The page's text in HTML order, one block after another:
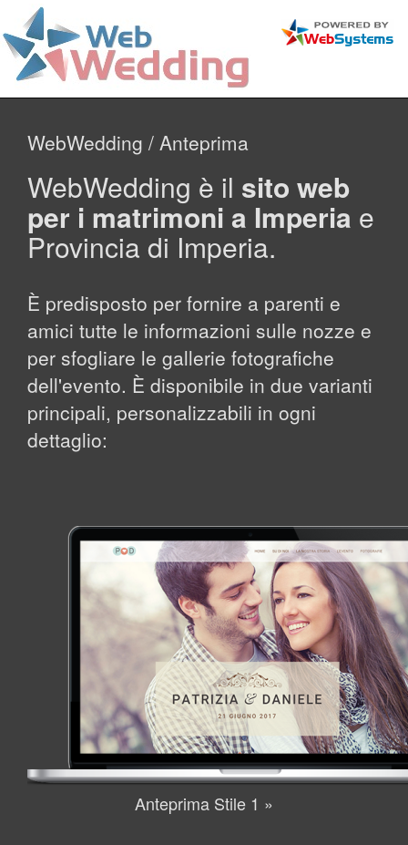
WebWedding / Anteprima
WebWedding è il sito web
per i matrimoni a Imperia e
Provincia di Imperia.
È predisposto per fornire a parenti e
amici tutte le informazioni sulle nozze e
per sfogliare le gallerie fotografiche
dell'evento. È disponibile in due varianti
principali, personalizzabili in ogni
dettaglio:
Anteprima Stile 1 »